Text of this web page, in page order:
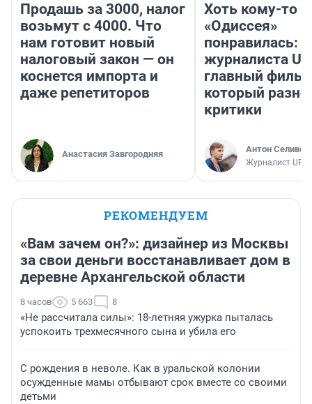
Продашь за 3000, налог
возьмут с 4000. Что
нам готовит новый
налоговый закон — он
коснется импорта и
даже репетиторов
Анастасия Завгородняя
Хоть кому-то
«Одиссея»
понравилась:
журналиста
главный
который
критики
Антон
Журналист
РЕКОМЕНДУЕМ
«Вам зачем он?»: дизайнер из Москвы
за свои деньги восстанавливает дом в
деревне Архангельской области
8 часов 5 663 8
«Не рассчитала силы»: 18-летняя ужурка пыталась
успокоить трехмесячного сына и убила его
С рождения в неволе. Как в уральской колонии
осужденные мамы отбывают срок вместе со своими
детьми